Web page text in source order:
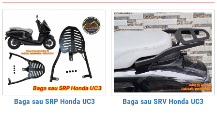
Baga sau SRP Honda UC3 Baga sau SRV Honda UC3